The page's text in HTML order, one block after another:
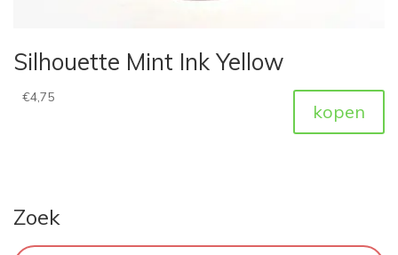
Silhouette Mint Ink Yellow
€4,75
kopen
Zoek